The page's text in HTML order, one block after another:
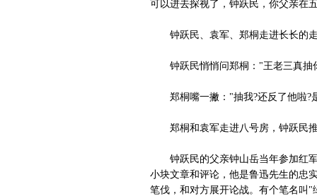
可以进去探视了，钟跃民，你父亲在
钟跃民、袁军、郑桐走进长长的走
钟跃民悄悄问郑桐："王老三真抽
郑桐嘴一撇："抽我?还反了他啦?
郑桐和袁军走进八号房，钟跃民
钟跃民的父亲钟山岳当年参加红军
小块文章和评论，他是鲁迅先生的忠
笔伐，和对方展开论战。有个笔名叫